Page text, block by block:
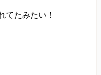
てたみたい！